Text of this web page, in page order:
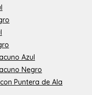
Azul
Negro
Puntera de Ala